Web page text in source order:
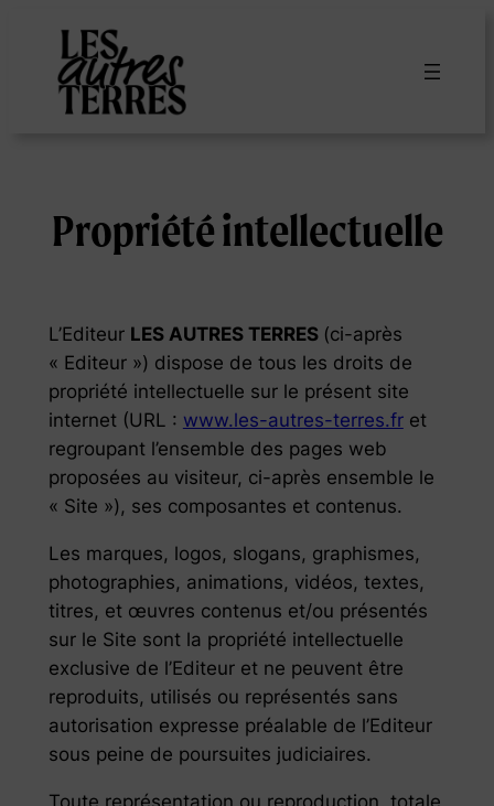
contenu
Propriété intellectuelle
L’Editeur LES AUTRES TERRES (ci-après
« Editeur ») dispose de tous les droits de
propriété intellectuelle sur le présent site
internet (URL : www.les-autres-terres.fret
regroupant l’ensemble des pages web
proposées au visiteur, ci-après ensemble le
« Site »), ses composantes et contenus.
Les marques, logos, slogans, graphismes,
photographies, animations, vidéos, textes,
titres, et œuvres contenus et/ou présentés
sur le Site sont la propriété intellectuelle
exclusive de l’Editeur et ne peuvent être
reproduits, utilisés ou représentés sans
autorisation expresse préalable de l’Editeur
sous peine de poursuites judiciaires.
Toute représentation ou reproduction, totale